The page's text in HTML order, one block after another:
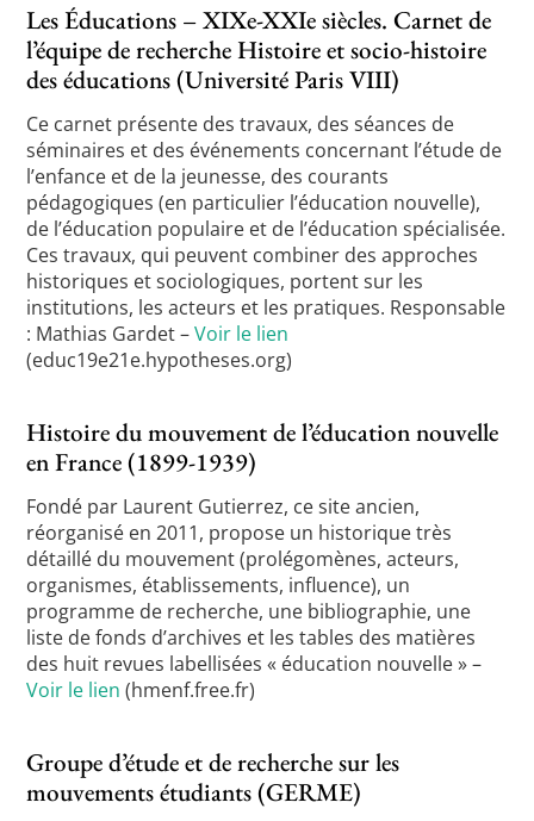
Les Éducations – XIXe-XXIe siècles. Carnet de
l’équipe de recherche Histoire et socio-histoire
des éducations (Université Paris VIII)
Ce carnet présente des travaux, des séances de
séminaires et des événements concernant l’étude de
l’enfance et de la jeunesse, des courants
pédagogiques (en particulier l’éducation nouvelle),
de l’éducation populaire et de l’éducation spécialisée.
Ces travaux, qui peuvent combiner des approches
historiques et sociologiques, portent sur les
institutions, les acteurs et les pratiques. Responsable
: Mathias Gardet –Voir le lien
(educ19e21e.hypotheses.org)
Histoire du mouvement de l’éducation nouvelle
en France (1899-1939)
Fondé par Laurent Gutierrez, ce site ancien,
réorganisé en 2011, propose un historique très
détaillé du mouvement (prolégomènes, acteurs,
organismes, établissements, influence), un
programme de recherche, une bibliographie, une
liste de fonds d’archives et les tables des matières
des huit revues labellisées « éducation nouvelle » –
Voir le lien (hmenf.free.fr)
Groupe d’étude et de recherche sur les
mouvements étudiants (GERME)